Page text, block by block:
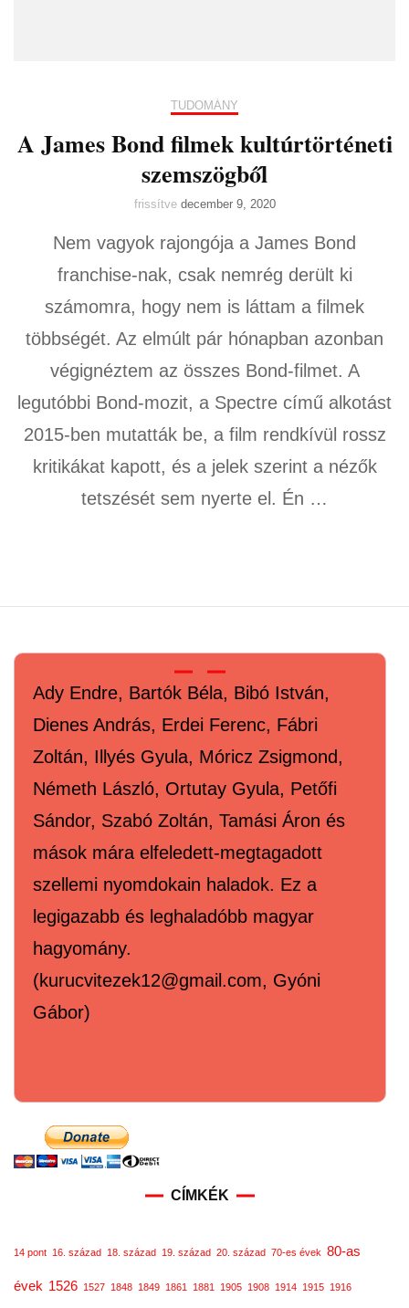
TUDOMÁNY
A James Bond filmek kultúrtörténeti
szemszögből
frissítve december 9, 2020
Nem vagyok rajongója a James Bond
franchise-nak, csak nemrég derült ki
számomra, hogy nem is láttam a filmek
többségét. Az elmúlt pár hónapban azonban
végignéztem az összes Bond-filmet. A
legutóbbi Bond-mozit, a Spectre című alkotást
2015-ben mutatták be, a film rendkívül rossz
kritikákat kapott, és a jelek szerint a nézők
tetszését sem nyerte el. Én …
Ady Endre, Bartók Béla, Bibó István,
Dienes András, Erdei Ferenc, Fábri
Zoltán, Illyés Gyula, Móricz Zsigmond,
Németh László, Ortutay Gyula, Petőfi
Sándor, Szabó Zoltán, Tamási Áron és
mások mára elfeledett-megtagadott
szellemi nyomdokain haladok. Ez a
legigazabb és leghaladóbb magyar
hagyomány.
(kurucvitezek12@gmail.com, Gyóni
Gábor)
CÍMKÉK
14 pont 16. század 18. század 19. század 20. század 70-es évek 80-as
évek 1526 1527 1848 1849 1861 1881 1905 1908 1914 1915 1916